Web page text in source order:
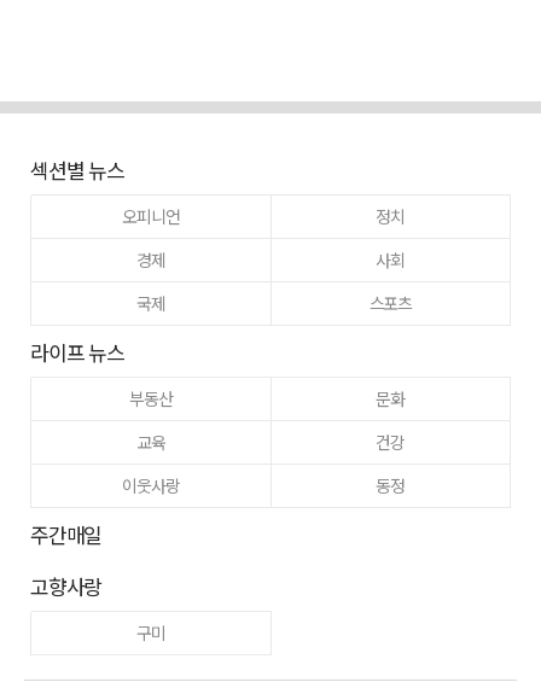
섹션별 뉴스
오피니언
정치
경제
사회
국제
스포츠
라이프 뉴스
부동산
문화
교육
건강
이웃사랑
동정
주간매일
고향사랑
구미